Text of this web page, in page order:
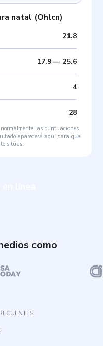
natal (Ohlcn)
21.8
17.9— 25.6
4
28
las puntuaciones.
aparecerá aquí para que
sitúas.
como